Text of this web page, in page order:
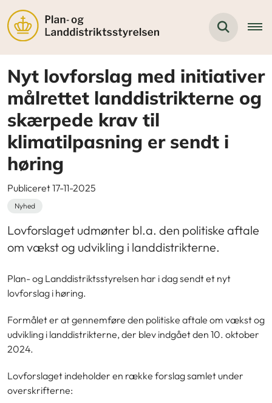
Nyt lovforslag med initiativer
målrettet landdistrikterne og
skærpede krav til
klimatilpasning er sendt i
høring
Publiceret 17-11-2025
Nyhed
Lovforslaget udmønter bl.a. den politiske aftale
om vækst og udvikling i landdistrikterne.
Plan- og Landdistriktsstyrelsen har i dag sendt et nyt
lovforslag i høring.
Formålet er at gennemføre den politiske aftale om vækst og
udvikling i landdistrikterne, der blev indgået den 10. oktober
2024.
Lovforslaget indeholder en række forslag samlet under
overskrifterne: